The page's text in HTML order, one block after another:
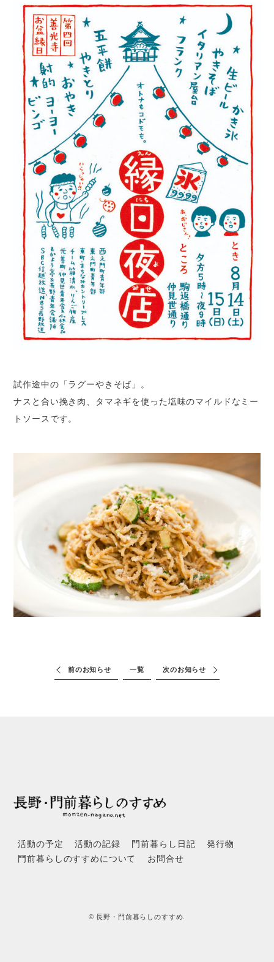
試作途中の「ラグーやきそば」。
ナスと合い挽き肉、タマネギを使った塩味のマイルドなミー
トソースです。
前のお知らせ 一覧 次のお知らせ
活動の予定 活動の記録 門前暮らし日記
発行物
門前暮らしのすすめについて
お問合せ
© 長野・門前暮らしのすすめ.